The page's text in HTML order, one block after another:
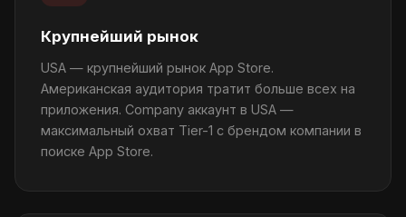
Крупнейший рынок
USA — крупнейший рынок App Store.
Американская аудитория тратит больше всех на
приложения. Company аккаунт в USA —
максимальный охват Tier-1 с брендом компании в
поиске App Store.